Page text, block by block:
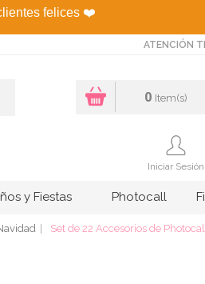
felices ❤️
ATENCIÓN
0 Item(s)
Iniciar Sesión
y Fiestas Photocall
Set de 22 Accesorios de